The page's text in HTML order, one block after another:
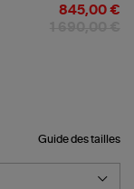
845,00 €
Guide des tailles